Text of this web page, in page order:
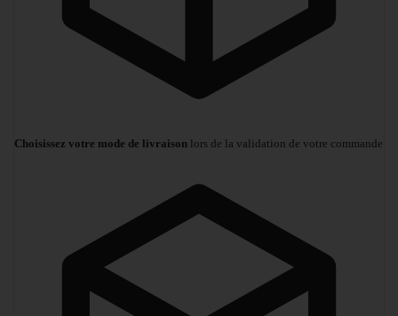
Choisissez votre mode de livraison lors de la validation de votre commande